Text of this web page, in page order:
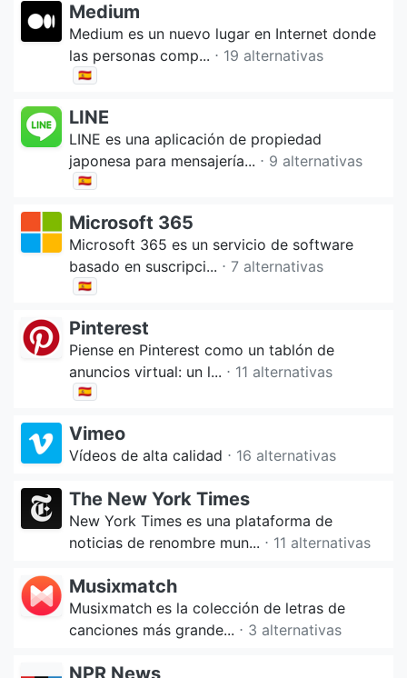
Medium
Medium es un nuevo lugar en Internet donde
las personas comp... ⋅ 19 alternativas
🇪🇸
LINE
LINE es una aplicación de propiedad
japonesa para mensajería... ⋅ 9 alternativas
🇪🇸
Microsoft 365
Microsoft 365 es un servicio de software
basado en suscripci... ⋅ 7 alternativas
🇪🇸
Pinterest
Piense en Pinterest como un tablón de
anuncios virtual: un l... ⋅ 11 alternativas
🇪🇸
Vimeo
Vídeos de alta calidad ⋅ 16 alternativas
The New York Times
New York Times es una plataforma de
noticias de renombre mun... ⋅ 11 alternativas
Musixmatch
Musixmatch es la colección de letras de
canciones más grande... ⋅ 3 alternativas
NPR News